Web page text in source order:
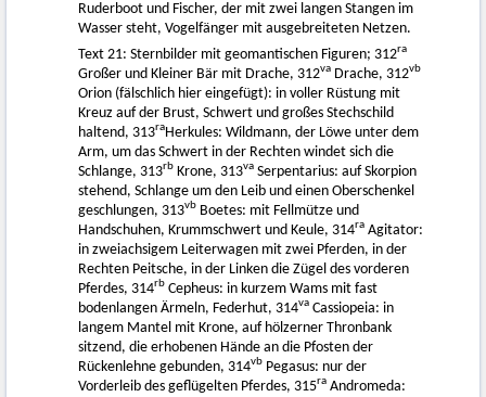
Ruderboot und Fischer, der mit zwei langen Stangen im
Wasser steht, Vogelfänger mit ausgebreiteten Netzen.
Text 21: Sternbilder mit geomantischen Figuren; 312ra
Großer und Kleiner Bär mit Drache, 312va Drache, 312vb
Orion (fälschlich hier eingefügt): in voller Rüstung mit
Kreuz auf der Brust, Schwert und großes Stechschild
haltend, 313raHerkules: Wildmann, der Löwe unter dem
Arm, um das Schwert in der Rechten windet sich die
Schlange, 313rb Krone, 313va Serpentarius: auf Skorpion
stehend, Schlange um den Leib und einen Oberschenkel
geschlungen, 313vb Boetes: mit Fellmütze und
Handschuhen, Krummschwert und Keule, 314ra Agitator:
in zweiachsigem Leiterwagen mit zwei Pferden, in der
Rechten Peitsche, in der Linken die Zügel des vorderen
Pferdes, 314rb Cepheus: in kurzem Wams mit fast
bodenlangen Ärmeln, Federhut, 314va Cassiopeia: in
langem Mantel mit Krone, auf hölzerner Thronbank
sitzend, die erhobenen Hände an die Pfosten der
Rückenlehne gebunden, 314vb Pegasus: nur der
Vorderleib des geflügelten Pferdes, 315ra Andromeda: